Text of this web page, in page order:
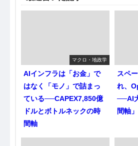
マクロ・地政学
AIインフラは「お金」で
はなく「モノ」で詰まっ
ている──CAPEX7,850億
ドルとボトルネックの時
間軸
スペ
れ、
──AI
間軸